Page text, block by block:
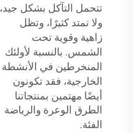
تتحمل التآكل بشكل جيد،
ولا تمتد كثيرًا، وتظل
زاهية وقوية تحت
الشمس. بالنسبة لأولئك
المنخرطين في الأنشطة
الخارجية، فقد تكونون
أيضًا مهتمين بمنتجاتنا
الطرق الوعرة والرياضة
الفئة.